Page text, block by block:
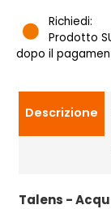
Richiedi:
Prodotto
dopo il
Descrizione
Talens -